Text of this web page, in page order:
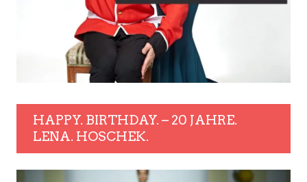
HAPPY. BIRTHDAY. – 20 JAHRE.
LENA. HOSCHEK.